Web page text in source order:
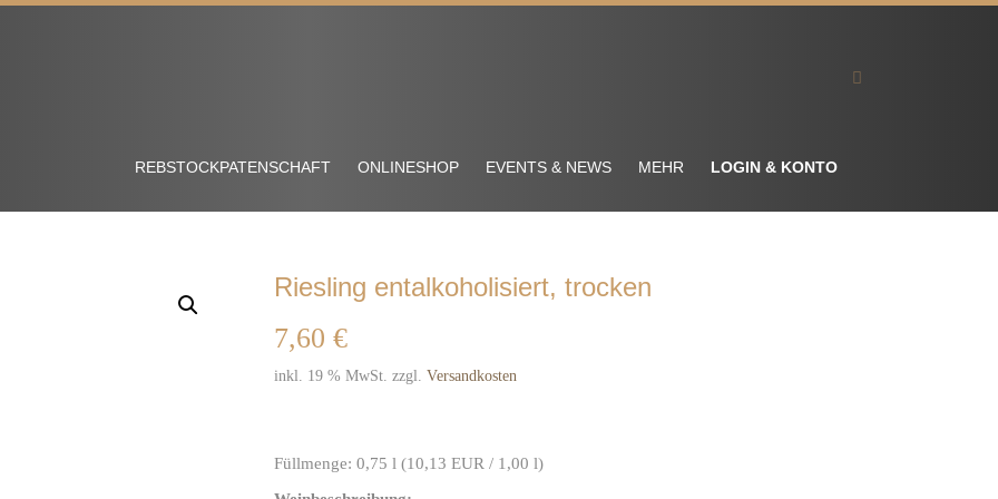
REBSTOCKPATENSCHAFT ONLINESHOP EVENTS & NEWS MEHR LOGIN & KONTO
Riesling entalkoholisiert, trocken
7,60 €
inkl. 19 % MwSt. zzgl. Versandkosten
Füllmenge: 0,75 l (10,13 EUR / 1,00 l)